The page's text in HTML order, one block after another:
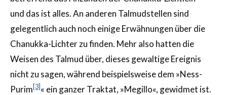
und das ist alles. An anderen Talmudstellen sind
gelegentlich auch noch einige Erwähnungen über die
Chanukka-Lichter zu finden. Mehr also hatten die
Weisen des Talmud über, dieses gewaltige Ereignis
nicht zu sagen, während beispielsweise dem »Ness-
Purim[3]« ein ganzer Traktat, »Megillo«, gewidmet ist.